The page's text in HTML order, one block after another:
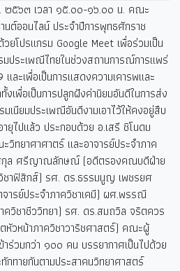
๕๖๓ เวลา ๑๕.๐๐-๑๖.๐๐ น. คณะ
ต์ออนไลน์ ประจำปีการพุทธศักราช
ยโปรแกรม Google Meet เพื่อร่วมเป็น
ประเพณีไทยในช่วงสถานการณ์การแพร่
และเพื่อเป็นการแสดงความเคารพและ
เพื่อเป็นการปลูกฝังค่านิยมอันดีในการส่ง
เนียมประเพณีอันดีงามเอาไว้ให้คงอยู่สืบ
ไปแล้ว ประกอบด้วย อ.เสรี ชิโนดม
ทยาศาศาตร์ และอาจารย์ประจำภาค
สกุล ศรีญาณลักษณ์ (อดีตรองคณบดีฝ่าย
ชาฟิสิกส์) รศ. ดร.ธรรมนูญ เพชรยศ
ารย์ประจำภาควิชาเคมี) ผศ.พรรณี
ควิชาชีววิทยา) รศ. ดร.สมถวิล จริตควร
หัวหน้าภาควิชาวาริชศาสตร์) คณะผู้
าร่วมกว่า ๑๐๐ คน บรรยากาศเป็นไปด้วย
ทายกันตามประสาคนวิทยาศาสตร์